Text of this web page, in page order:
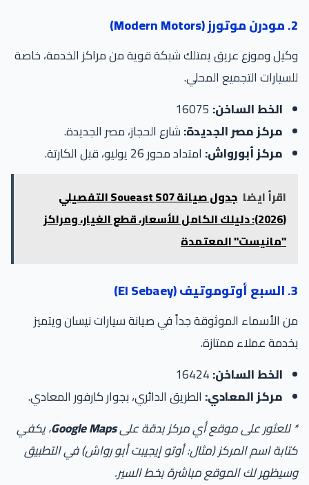
2. مودرن موتورز (Modern Motors)
وكيل وموزع عريق يمتلك شبكة قوية من مراكز الخدمة، خاصة
للسيارات التجميع المحلي.
الخط الساخن:
مركز مصر الجديدة:شارع الحجاز، مصر الجديدة.
مركز أبورواش: امتداد محور 26 يوليو، قبل الكارتة.
اقرأ ايضا
جدول صيانة Soueast S07 التفصيلي
(2026): دليلك الكامل للأسعار، قطع الغيار، ومراكز
"مانيست" المعتمدة
3. السبع أوتوموتيف (El Sebaey)
من الأسماء الموثوقة جداً في صيانة سيارات نيسان ويتميز
بخدمة عملاء ممتازة.
الخط الساخن:
مركز المعادي: الطريق الدائري، بجوار كارفور المعادي.
* للعثور على موقع أي مركز بدقة علىGoogle Maps، يكفي
كتابة اسم المركز (مثال: أوتو إيجيبت أبو رواش) في التطبيق
وسيظهر لك الموقع مباشرة بخط السير.